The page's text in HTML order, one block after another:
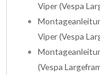
Viper (Vespa
Viper (Vespa
(Vespa